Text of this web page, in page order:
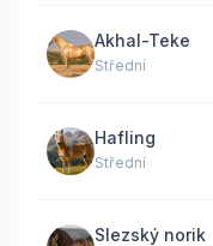
Akhal-Teke
Střední
Hafling
Střední
Slezský norik